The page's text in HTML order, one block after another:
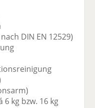
DIN EN 12529)
kg bzw. 16 kg